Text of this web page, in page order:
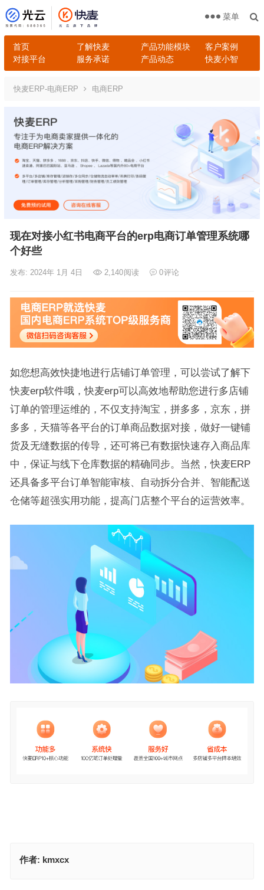
首页 了解快麦 产品功能模块
客户案例
对接平台
服务承诺 产品动态 快麦小智
菜单
快麦ERP-电商ERP 电商ERP
现在对接小红书电商平台的erp电商订单管理系统哪
个好些
发布: 2024年 1月 4日 2,140阅读 0评论
如您想高效快捷地进行店铺订单管理，可以尝试了解下
快麦erp软件哦，快麦erp可以高效地帮助您进行多店铺
订单的管理运维的，不仅支持淘宝，拼多多，京东，拼
多多，天猫等各平台的订单商品数据对接，做好一键铺
货及无缝数据的传导，还可将已有数据快速存入商品库
中，保证与线下仓库数据的精确同步。当然，快麦ERP
还具备多平台订单智能审核、自动拆分合并、智能配送
仓储等超强实用功能，提高门店整个平台的运营效率。
作者: kmxcx